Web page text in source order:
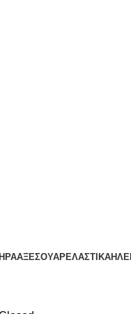
ΑΞΕΣΟΥΑΡΕΛΑΣΤΙΚΑ